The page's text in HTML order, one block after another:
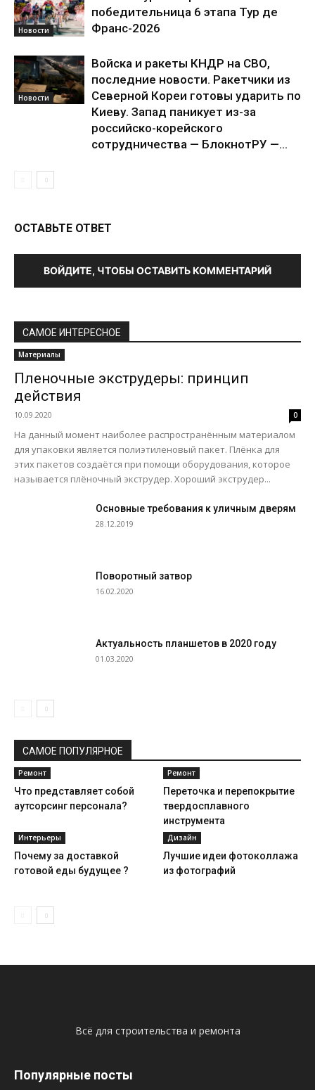
Новости
победительница 6 этапа Тур де
Франс-2026
Новости
Войска и ракеты КНДР на СВО,
последние новости. Ракетчики из
Северной Кореи готовы ударить по
Киеву. Запад паникует из-за
российско-корейского
сотрудничества — БлокнотРУ —...
ОСТАВЬТЕ ОТВЕТ
ВОЙДИТЕ, ЧТОБЫ ОСТАВИТЬ КОММЕНТАРИЙ
САМОЕ ИНТЕРЕСНОЕ
Материалы
Пленочные экструдеры: принцип
действия
10.09.2020 0
На данный момент наиболее распространённым материалом
для упаковки является полиэтиленовый пакет. Плёнка для
этих пакетов создаётся при помощи оборудования, которое
называется плёночный экструдер. Хороший экструдер...
Основные требования к уличным дверям
28.12.2019
Поворотный затвор
16.02.2020
Актуальность планшетов в 2020 году
01.03.2020
САМОЕ ПОПУЛЯРНОЕ
Ремонт
Что представляет собой
аутсорсинг персонала?
Ремонт
Переточка и перепокрытие
твердосплавного
инструмента
Интерьеры
Почему за доставкой
готовой еды будущее ?
Дизайн
Лучшие идеи фотоколлажа
из фотографий
Всё для строительства и ремонта
Популярные посты